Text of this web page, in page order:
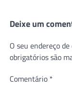
Deixe um
O seu endereço
obrigatórios são
Comentário *